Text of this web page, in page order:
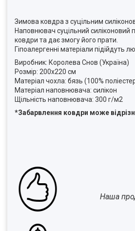
Зимова ковдра з суцільним
Наповнювач суцільний силіконовий
ковдри та дає змогу його прати.
Гіпоалергенні матеріали підійдуть
Виробник: Королева Снов (Україна)
Розмір: 200х220 см
Матеріал чохла: бязь (100%
Матеріал наповнювача: силікон
Щільність наповнювача: 300 г/м2
*Забарвлення ковдри може
Наша